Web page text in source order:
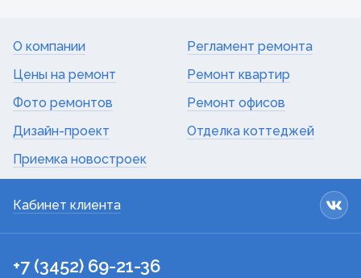
О компании
Цены на ремонт
Фото ремонтов
Дизайн-проект
Приемка новостроек
Регламент ремонта
Ремонт квартир
Ремонт офисов
Отделка коттеджей
Кабинет клиента
+7 (3452) 69-21-36